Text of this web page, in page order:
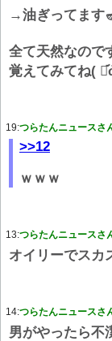
→油ぎってます
全て天然なので
覚えてみてね(
19:つらたんニュースさ
>>12
ｗｗｗ
13:つらたんニュースさ
オイリーでスカ
14:つらたんニュースさ
男がやったら不